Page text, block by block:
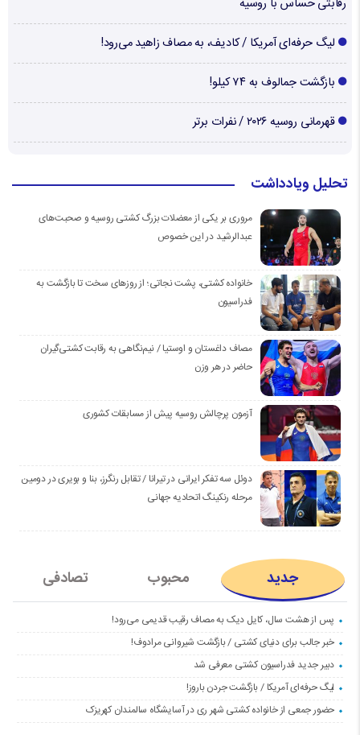
لیگ حرفه‌ای آمریکا / کادیف، به مصاف زاهید می‌رود!
بازگشت جمالوف به ۷۴ کیلو!
قهرمانی روسیه ۲۰۲۶ / نفرات برتر
تحلیل ویادداشت
مروری بر یکی از معضلات بزرگ کشتی روسیه و صحبت‌های
عبدالرشید در این خصوص
خانواده کشتی، پشت نجاتی؛ از روزهای سخت تا بازگشت به
فدراسیون
مصاف داغستان و اوستیا / نیم‌نگاهی به رقابت کشتی‌گیران
حاضر در هر وزن
آزمون پرچالش روسیه پیش از مسابقات کشوری
دوئل سه تفکر ایرانی در تیرانا / تقابل رنگرز، بنا و بویری در دومین
مرحله رنکینگ اتحادیه جهانی
جدید محبوب تصادفی
پس از هشت سال، کایل دیک به مصاف رقیب قدیمی می‌رود!
خبر جالب برای دنیای کشتی / بازگشت شیروانی مرادوف!
دبیر جدید فدراسیون کشتی معرفی شد
لیگ حرفه‌ای آمریکا / بازگشت جردن باروز!
حضور جمعی از خانواده کشتی شهر ری در آسایشگاه سالمندان کهریزک